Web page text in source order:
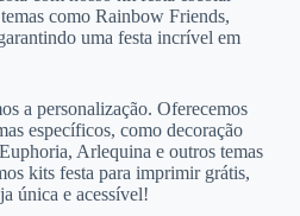
como Rainbow Friends,
uma festa incrível em
a personalização. Oferecemos
específicos, como decoração
Arlequina e outros temas
kits festa para imprimir grátis,
única e acessível!